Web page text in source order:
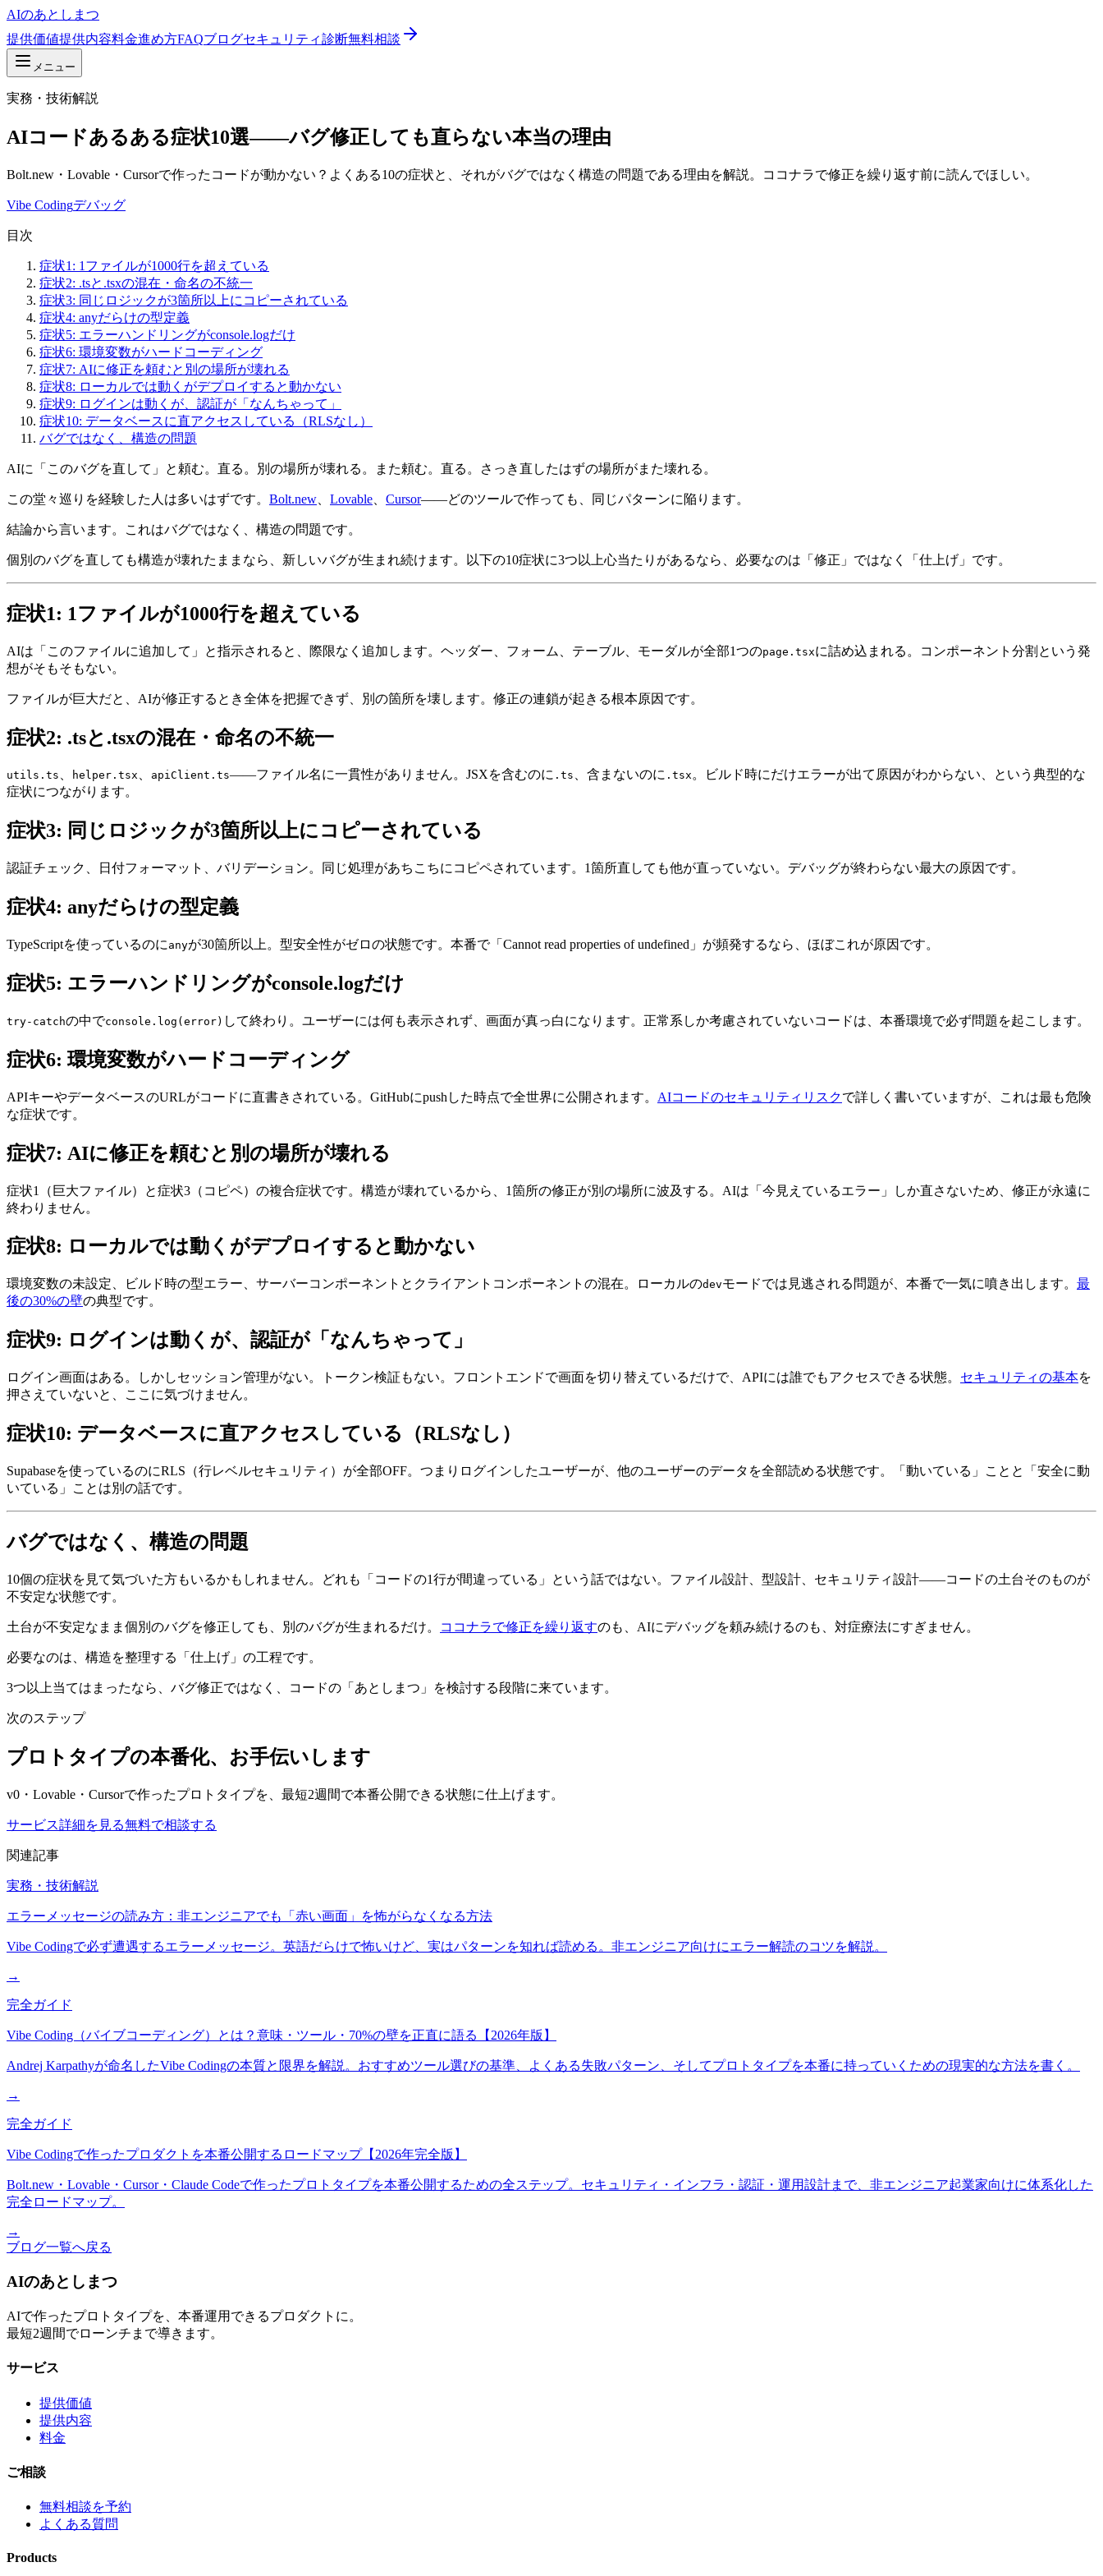
AIのあとしまつ
提供価値提供内容料金進め方FAQブログセキュリティ診断無料相談
メニュー
実務・技術解説
AIコードあるある症状10選——バグ修正しても直らない本当の理由
Bolt.new・Lovable・Cursorで作ったコードが動かない？よくある10の症状と、それがバグではなく構造の問題である理由を解説。ココナラで修正を繰り返す前に読んでほしい。
Vibe Codingデバッグ
目次
症状1: 1ファイルが1000行を超えている
症状2: .tsと.tsxの混在・命名の不統一
症状3: 同じロジックが3箇所以上にコピーされている
症状4: anyだらけの型定義
症状5: エラーハンドリングがconsole.logだけ
症状6: 環境変数がハードコーディング
症状7: AIに修正を頼むと別の場所が壊れる
症状8: ローカルでは動くがデプロイすると動かない
症状9: ログインは動くが、認証が「なんちゃって」
症状10: データベースに直アクセスしている（RLSなし）
バグではなく、構造の問題
AIに「このバグを直して」と頼む。直る。別の場所が壊れる。また頼む。直る。さっき直したはずの場所がまた壊れる。
この堂々巡りを経験した人は多いはずです。 Bolt.new Lovable Cursor——どのツールで作っても、同じパターンに陥ります。
結論から言います。これはバグではなく、構造の問題です。
個別のバグを直しても構造が壊れたままなら、新しいバグが生まれ続けます。以下の10症状に3つ以上心当たりがあるなら、必要なのは「修正」ではなく「仕上げ」です。
症状1: 1ファイルが1000行を超えている
AIは「このファイルに追加して」と指示されると、際限なく追加します。ヘッダー、フォーム、テーブル、モーダルが全部1つのpage.tsxに詰め込まれる。コンポーネント分割という発
想がそもそもない。
ファイルが巨大だと、AIが修正するとき全体を把握できず、別の箇所を壊します。修正の連鎖が起きる根本原因です。
症状2: .tsと.tsxの混在・命名の不統一
utils.ts 、 helper.tsx 、 apiClient.ts——ファイル名に一貫性がありません。JSXを含むのに .ts 、含まないのに .tsx。ビルド時にだけエラーが出て原因がわからない、という典型的な
症状につながります。
症状3: 同じロジックが3箇所以上にコピーされている
認証チェック、日付フォーマット、バリデーション。同じ処理があちこちにコピペされています。1箇所直しても他が直っていない。デバッグが終わらない最大の原因です。
症状4: anyだらけの型定義
TypeScriptを使っているのに anyが30箇所以上。型安全性がゼロの状態です。本番で「Cannot read properties of undefined」が頻発するなら、ほぼこれが原因です。
症状5: エラーハンドリングがconsole.logだけ
try-catchの中でconsole.log(error) して終わり。ユーザーには何も表示されず、画面が真っ白になります。正常系しか考慮されていないコードは、本番環境で必ず問題を起こします。
症状6: 環境変数がハードコーディング
APIキーやデータベースのURLがコードに直書きされている。GitHubにpushした時点で全世界に公開されます。 AIコードのセキュリティリスクで詳しく書いていますが、これは最も危険
な症状です。
症状7: AIに修正を頼むと別の場所が壊れる
症状1（巨大ファイル）と症状3（コピペ）の複合症状です。構造が壊れているから、1箇所の修正が別の場所に波及する。AIは「今見えているエラー」しか直さないため、修正が永遠に
終わりません。
症状8: ローカルでは動くがデプロイすると動かない
環境変数の未設定、ビルド時の型エラー、サーバーコンポーネントとクライアントコンポーネントの混在。ローカルのdevモードでは見逃される問題が、本番で一気に噴き出します。 最
後の30%の壁の典型です。
症状9: ログインは動くが、認証が「なんちゃって」
ログイン画面はある。しかしセッション管理がない。トークン検証もない。フロントエンドで画面を切り替えているだけで、APIには誰でもアクセスできる状態。 セキュリティの基本を
押さえていないと、ここに気づけません。
症状10: データベースに直アクセスしている（RLSなし）
Supabaseを使っているのにRLS（行レベルセキュリティ）が全部OFF。つまりログインしたユーザーが、他のユーザーのデータを全部読める状態です。「動いている」ことと「安全に動
いている」ことは別の話です。
バグではなく、構造の問題
10個の症状を見て気づいた方もいるかもしれません。どれも「コードの1行が間違っている」という話ではない。ファイル設計、型設計、セキュリティ設計——コードの土台そのものが
不安定な状態です。
土台が不安定なまま個別のバグを修正しても、別のバグが生まれるだけ。 ココナラで修正を繰り返すのも、AIにデバッグを頼み続けるのも、対症療法にすぎません。
必要なのは、構造を整理する「仕上げ」の工程です。
3つ以上当てはまったなら、バグ修正ではなく、コードの「あとしまつ」を検討する段階に来ています。
次のステップ
プロトタイプの本番化、お手伝いします
v0・Lovable・Cursorで作ったプロトタイプを、最短2週間で本番公開できる状態に仕上げます。
サービス詳細を見る無料で相談する
関連記事
実務・技術解説
エラーメッセージの読み方：非エンジニアでも「赤い画面」を怖がらなくなる方法
Vibe Codingで必ず遭遇するエラーメッセージ。英語だらけで怖いけど、実はパターンを知れば読める。非エンジニア向けにエラー解読のコツを解説。
→
完全ガイド
Vibe Coding（バイブコーディング）とは？意味・ツール・70%の壁を正直に語る【2026年版】
Andrej Karpathyが命名したVibe Codingの本質と限界を解説。おすすめツール選びの基準、よくある失敗パターン、そしてプロトタイプを本番に持っていくための現実的な方法を書く。
→
完全ガイド
Vibe Codingで作ったプロダクトを本番公開するロードマップ【2026年完全版】
Bolt.new・Lovable・Cursor・Claude Codeで作ったプロトタイプを本番公開するための全ステップ。セキュリティ・インフラ・認証・運用設計まで、非エンジニア起業家向けに体系化した
完全ロードマップ。
→
ブログ一覧へ戻る
AIのあとしまつ
AIで作ったプロトタイプを、本番運用できるプロダクトに。
最短2週間でローンチまで導きます。
サービス
提供価値
提供内容
料金
ご相談
無料相談を予約
よくある質問
Products